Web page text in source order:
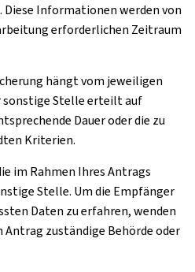
Informationen werden von
erforderlichen Zeitraum
hängt vom jeweiligen
sonstige Stelle erteilt auf
Dauer oder die zu
Kriterien.
im Rahmen Ihres Antrags
Stelle. Um die Empfänger
Daten zu erfahren, wenden
Antrag zuständige Behörde oder